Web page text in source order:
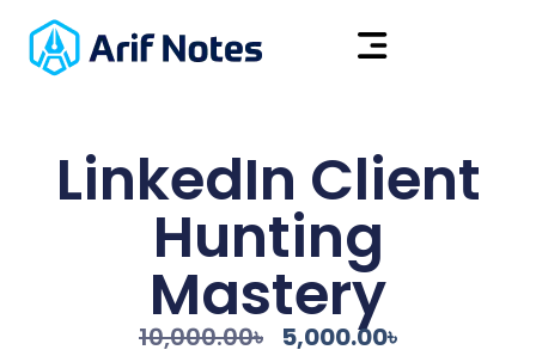
LinkedIn Client
Hunting
Mastery
10,000.00৳ 5,000.00৳